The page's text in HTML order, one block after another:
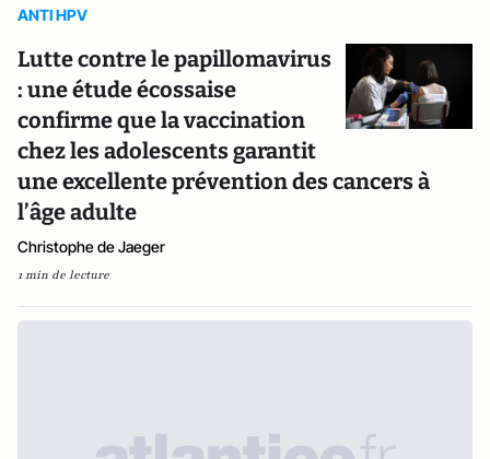
ANTI HPV
Lutte contre le papillomavirus
: une étude écossaise
confirme que la vaccination
chez les adolescents garantit
une excellente prévention des cancers à
l’âge adulte
Christophe de Jaeger
1 min de lecture